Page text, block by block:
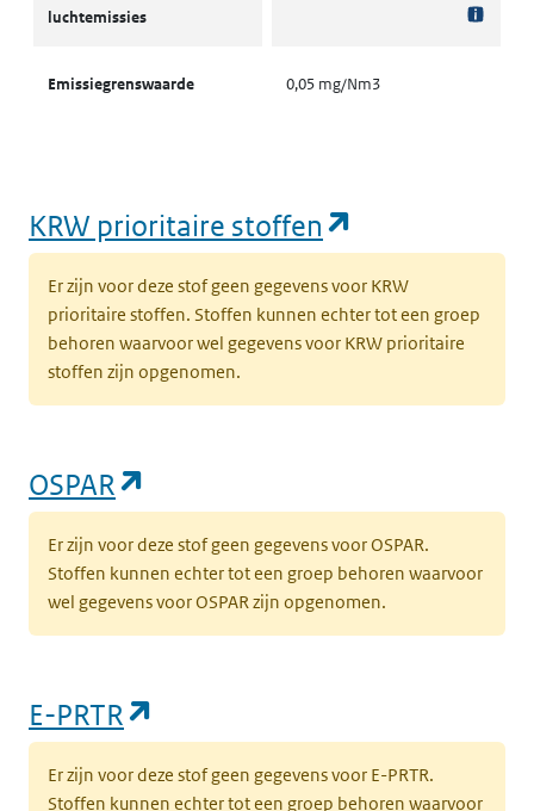
luchtemissies
Emissiegrenswaarde 0,05 mg/Nm3
KRW prioritaire stoffen
Er zijn voor deze stof geen gegevens voor KRW
prioritaire stoffen. Stoffen kunnen echter tot een groep
behoren waarvoor wel gegevens voor KRW prioritaire
stoffen zijn opgenomen.
OSPAR
Er zijn voor deze stof geen gegevens voor OSPAR.
Stoffen kunnen echter tot een groep behoren waarvoor
wel gegevens voor OSPAR zijn opgenomen.
E-PRTR
Er zijn voor deze stof geen gegevens voor E-PRTR.
Stoffen kunnen echter tot een groep behoren waarvoor